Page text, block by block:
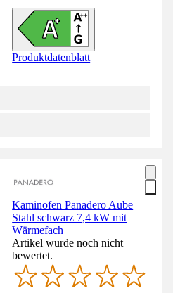
Produktdatenblatt
Kaminofen Panadero Aube
Stahl schwarz 7,4 kW mit
Wärmefach
Artikel wurde noch nicht
bewertet.